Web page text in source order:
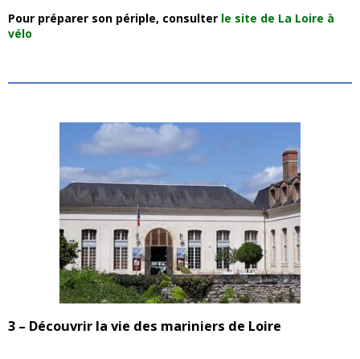
Pour préparer son périple, consulter le site de La Loire à
vélo
3 – Découvrir la vie des mariniers de Loire